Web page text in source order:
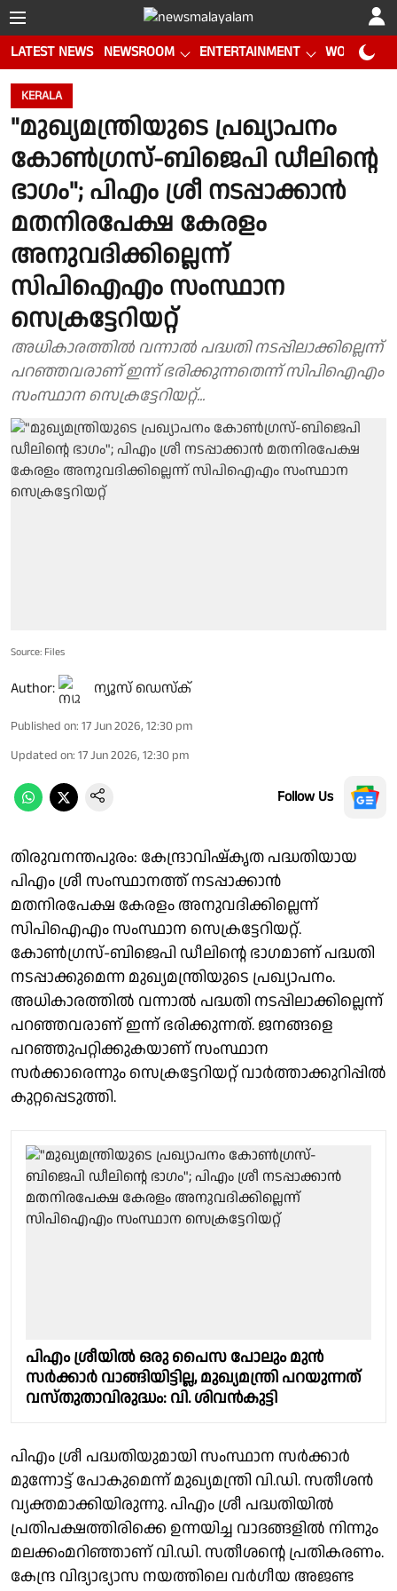
LATEST NEWS NEWSROOM ENTERTAINMENT WORLD CUP
KERALA
"മുഖ്യമന്ത്രിയുടെ പ്രഖ്യാപനം
കോൺഗ്രസ്-ബിജെപി ഡീലിൻ്റെ
ഭാഗം"; പിഎം ശ്രീ നടപ്പാക്കാൻ
മതനിരപേക്ഷ കേരളം
അനുവദിക്കില്ലെന്ന്
സിപിഐഎം സംസ്ഥാന
സെക്രട്ടേറിയറ്റ്
അധികാരത്തിൽ വന്നാൽ പദ്ധതി നടപ്പിലാക്കില്ലെന്ന്
പറഞ്ഞവരാണ് ഇന്ന് ഭരിക്കുന്നതെന്ന് സിപിഐഎം
സംസ്ഥാന സെക്രട്ടേറിയറ്റ്...
Source: Files
Author: ന്യൂസ് ഡെസ്ക്
Published on: 17 Jun 2026, 12:30 pm
Updated on: 17 Jun 2026, 12:30 pm
Follow Us
തിരുവനന്തപുരം: കേന്ദ്രാവിഷ്കൃത പദ്ധതിയായ
പിഎം ശ്രീ സംസ്ഥാനത്ത് നടപ്പാക്കാൻ
മതനിരപേക്ഷ കേരളം അനുവദിക്കില്ലെന്ന്
സിപിഐഎം സംസ്ഥാന സെക്രട്ടേറിയറ്റ്.
കോൺഗ്രസ്-ബിജെപി ഡീലിൻ്റെ ഭാഗമാണ് പദ്ധതി
നടപ്പാക്കുമെന്ന മുഖ്യമന്ത്രിയുടെ പ്രഖ്യാപനം.
അധികാരത്തിൽ വന്നാൽ പദ്ധതി നടപ്പിലാക്കില്ലെന്ന്
പറഞ്ഞവരാണ് ഇന്ന് ഭരിക്കുന്നത്. ജനങ്ങളെ
പറഞ്ഞുപറ്റിക്കുകയാണ് സംസ്ഥാന
സർക്കാരെന്നും സെക്രട്ടേറിയറ്റ് വാർത്താക്കുറിപ്പിൽ
കുറ്റപ്പെടുത്തി.
പിഎം ശ്രീയിൽ ഒരു പൈസ പോലും മുൻ
സർക്കാർ വാങ്ങിയിട്ടില്ല, മുഖ്യമന്ത്രി പറയുന്നത്
വസ്തുതാവിരുദ്ധം: വി. ശിവൻകുട്ടി
പിഎം ശ്രീ പദ്ധതിയുമായി സംസ്ഥാന സർക്കാർ
മുന്നോട്ട് പോകുമെന്ന് മുഖ്യമന്ത്രി വി.ഡി. സതീശൻ
വ്യക്തമാക്കിയിരുന്നു. പിഎം ശ്രീ പദ്ധതിയിൽ
പ്രതിപക്ഷത്തിരിക്കെ ഉന്നയിച്ച വാദങ്ങളിൽ നിന്നും
മലക്കംമറിഞ്ഞാണ് വി.ഡി. സതീശൻ്റെ പ്രതികരണം.
കേന്ദ്ര വിദ്യാഭ്യാസ നയത്തിലെ വർഗീയ അജണ്ട